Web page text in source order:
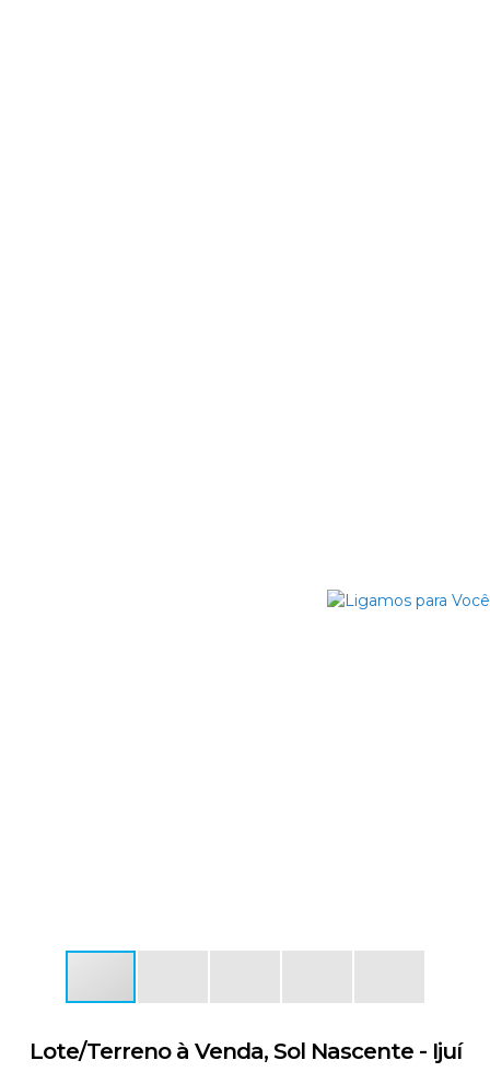
Lote/Terreno à Venda, Sol Nascente - Ijuí